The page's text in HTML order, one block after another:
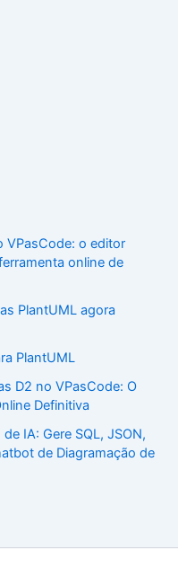
VPasCode: o editor
online de
PlantUML agora
PlantUML
D2 no VPasCode: O
Definitiva
IA: Gere SQL, JSON,
de Diagramação de